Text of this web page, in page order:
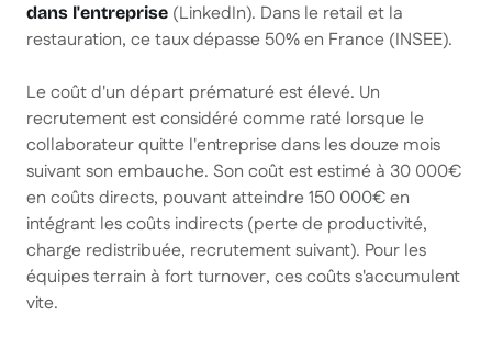
dans l'entreprise (LinkedIn). Dans le retail et la
restauration, ce taux dépasse 50% en France (INSEE).
Le coût d'un départ prématuré est élevé. Un
recrutement est considéré comme raté lorsque le
collaborateur quitte l'entreprise dans les douze mois
suivant son embauche. Son coût est estimé à 30 000€
en coûts directs, pouvant atteindre 150 000€ en
intégrant les coûts indirects (perte de productivité,
charge redistribuée, recrutement suivant). Pour les
équipes terrain à fort turnover, ces coûts s'accumulent
vite.